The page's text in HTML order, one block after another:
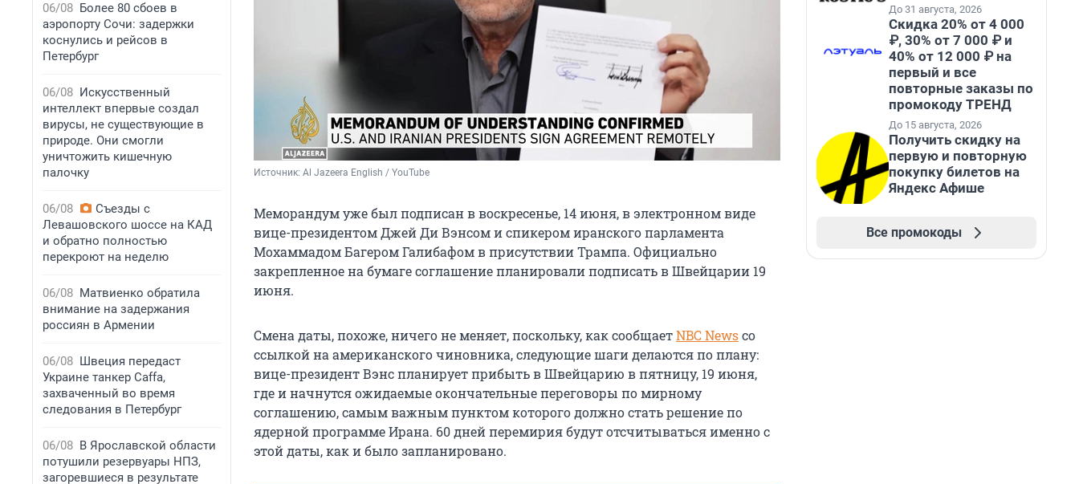
06/08 Более 80 сбоев в
аэропорту Сочи: задержки
коснулись и рейсов в
Петербург
06/08 Искусственный
интеллект впервые создал
вирусы, не существующие в
природе. Они смогли
уничтожить кишечную
палочку
06/08
Съезды с
Левашовского шоссе на КАД
и обратно полностью
перекроют на неделю
06/08 Матвиенко обратила
внимание на задержания
россиян в Армении
06/08 Швеция передаст
Украине танкер Caffa,
захваченный во время
следования в Петербург
06/08 В Ярославской области
потушили резервуары НПЗ,
загоревшиеся в результате
Источник: Al Jazeera English / YouTube
Меморандум уже был подписан в воскресенье, 14 июня, в электронном виде
вице-президентом Джей Ди Вэнсом и спикером иранского парламента
Мохаммадом Багером Галибафом в присутствии Трампа. Официально
закрепленное на бумаге соглашение планировали подписать в Швейцарии 19
июня.
Смена даты, похоже, ничего не меняет, поскольку, как сообщаетNBC Newsсо
ссылкой на американского чиновника, следующие шаги делаются по плану:
вице-президент Вэнс планирует прибыть в Швейцарию в пятницу, 19 июня,
где и начнутся ожидаемые окончательные переговоры по мирному
соглашению, самым важным пунктом которого должно стать решение по
ядерной программе Ирана. 60 дней перемирия будут отсчитываться именно с
этой даты, как и было запланировано.
До 31 августа, 2026
Скидка 20% от 4 000
₽, 30% от 7 000 ₽ и
40% от 12 000 ₽ на
первый и все
повторные заказы по
промокоду ТРЕНД
До 15 августа, 2026
Получить скидку на
первую и повторную
покупку билетов на
Яндекс Афише
Все промокоды